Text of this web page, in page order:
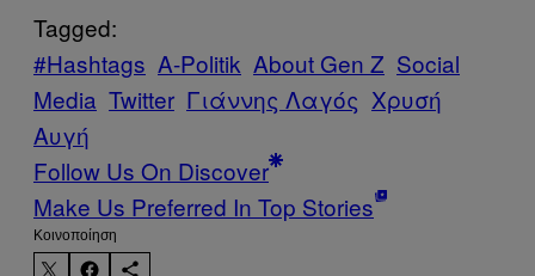
Tagged:
#Hashtags A-Politik About Gen Z Social
Media Twitter Γιάννης Λαγός Χρυσή
Αυγή
Follow Us On Discover
Make Us Preferred In Top Stories
Kοινοποίηση